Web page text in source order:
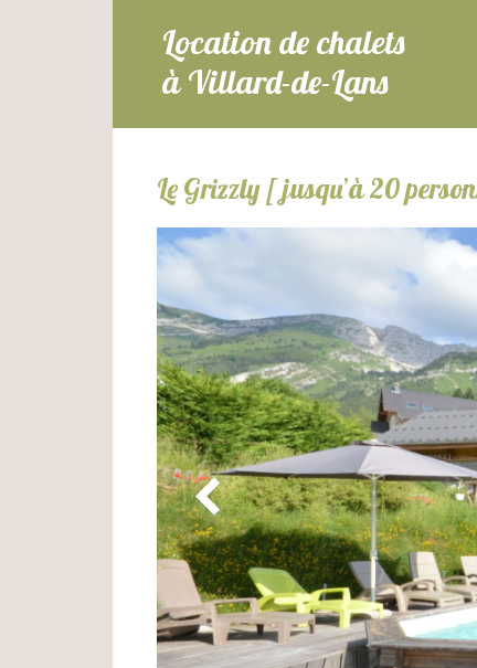
Location de chalets
à Villard-de-Lans
Le Grizzly [ jusqu’à 20